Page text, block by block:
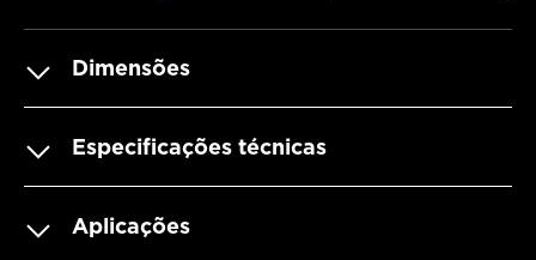
Dimensões
Especificações técnicas
Aplicações